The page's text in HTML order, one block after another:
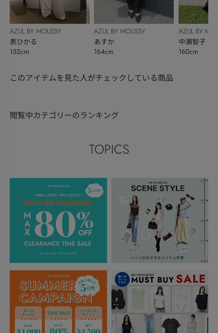
AZUL BY MOUSSY
表ひかる
152cm
AZUL BY MOUSSY
あすか
164cm
AZUL BY
中瀬智子
160cm
このアイテムを見た人がチェックしている商品
閲覧中カテゴリーのランキング
TOPICS